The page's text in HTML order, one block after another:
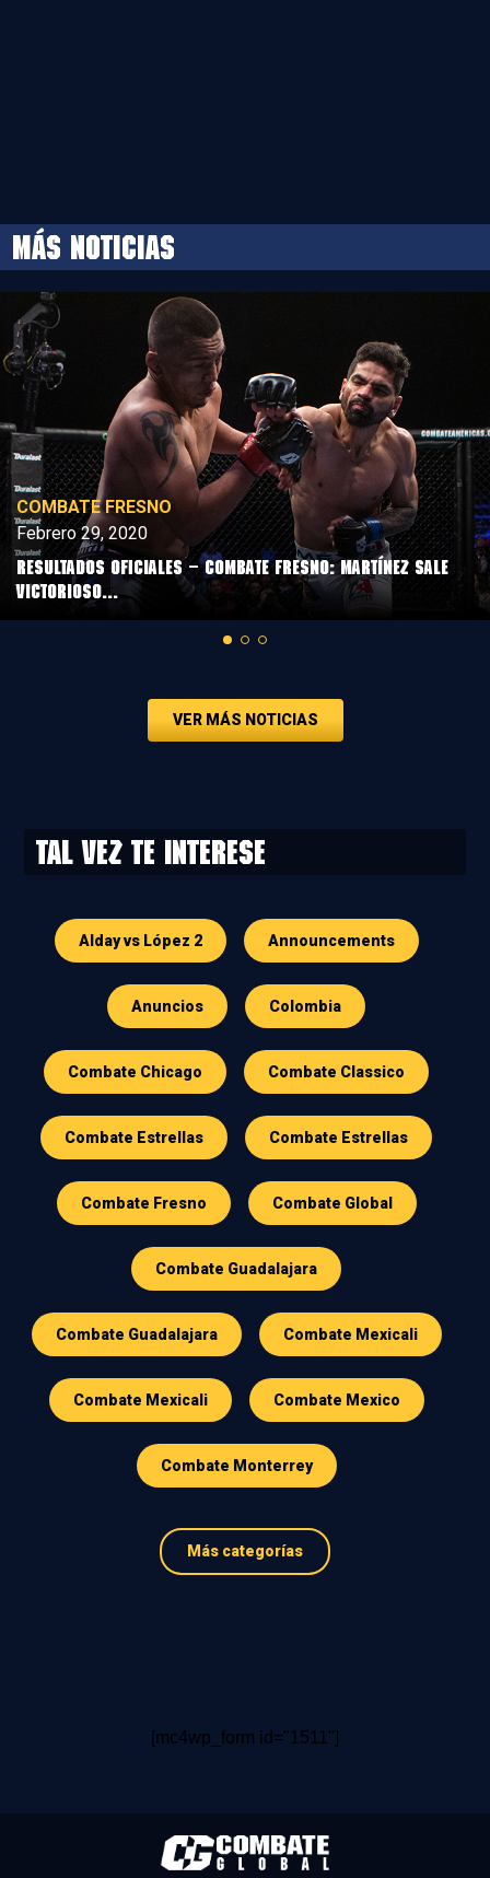
MÁS NOTICIAS
COMBATE FRESNO
Febrero 29, 2020
Resultados Oficiales – Combate Fresno: Martínez sale
victorioso...
VER MÁS NOTICIAS
Tal vez te interese
Alday vs López 2 Announcements
Anuncios Colombia
Combate Chicago Combate Classico
Combate Estrellas Combate Estrellas
Combate Fresno Combate Global
Combate Guadalajara
Combate Guadalajara Combate Mexicali
Combate Mexicali Combate Mexico
Combate Monterrey
Más categorías
[mc4wp_form id="1511"]